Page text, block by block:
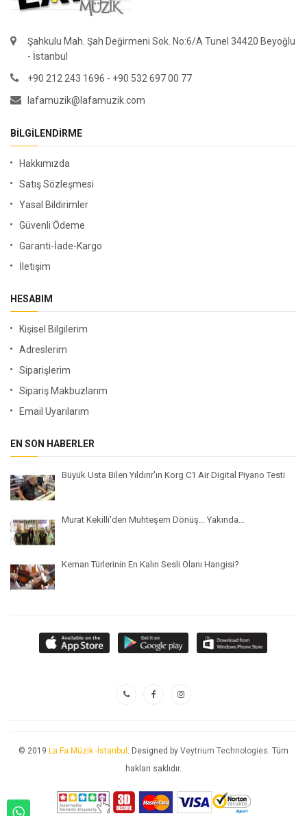
Şahkulu Mah. Şah Değirmeni Sok. No:6/A Tunel 34420 Beyoğlu
- İstanbul
+90 212 243 1696 - +90 532 697 00 77
lafamuzik@lafamuzik.com
BILGILENDIRME
Hakkımızda
Satış Sözleşmesi
Yasal Bildirimler
Güvenli Ödeme
Garanti-İade-Kargo
İletişim
HESABIM
Kişisel Bilgilerim
Adreslerim
Siparişlerim
Sipariş Makbuzlarım
Email Uyarılarım
EN SON HABERLER
Büyük Usta Bilen Yıldırır'ın Korg C1 Air Digital Piyano Testi
Murat Kekilli'den Muhteşem Dönüş... Yakında...
Keman Türlerinin En Kalın Sesli Olanı Hangisi?
© 2019 La Fa Müzik -İstanbul . Designed by Veytrium Technologies. Tüm
hakları saklıdır.